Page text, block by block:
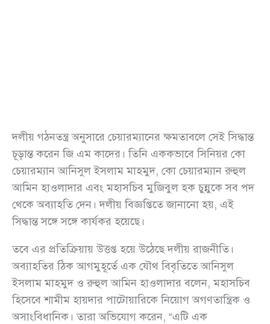
দলীয় গঠনতন্ত্র অনুসারে চেয়ারম্যানের ক্ষমতাবলে সেই সিদ্ধান্ত
চূড়ান্ত করেন জি এম কাদের। তিনি এককভাবে সিনিয়র কো
চেয়ারম্যান আনিসুল ইসলাম মাহমুদ, কো চেয়ারম্যান রুহুল
আমিন হাওলাদার এবং মহাসচিব মুজিবুল হক চুন্নুকে সব পদ
থেকে অব্যাহতি দেন। দলীয় বিজ্ঞপ্তিতে জানানো হয়, এই
সিদ্ধান্ত সঙ্গে সঙ্গে কার্যকর হয়েছে।
তবে এর প্রতিক্রিয়ায় উত্তপ্ত হয়ে উঠেছে দলীয় রাজনীতি।
অব্যাহতির ঠিক আগমুহূর্তে এক যৌথ বিবৃতিতে আনিসুল
ইসলাম মাহমুদ ও রুহুল আমিন হাওলাদার বলেন, মহাসচিব
হিসেবে শামীম হায়দার পাটোয়ারিকে নিয়োগ অগণতান্ত্রিক ও
অসাংবিধানিক। তারা অভিযোগ করেন, “এটি এক